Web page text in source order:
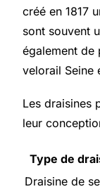
créé en 1817
sont souvent
également de
velorail Seine
Les draisines
leur
Type de
Draisine de